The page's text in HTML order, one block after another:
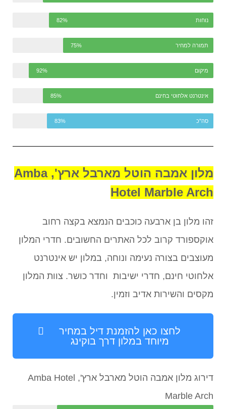
נוחות 82%
תמורה למחיר 75%
מיקום 92%
אינטרנט אלחוטי בחינם 85%
סה"כ 83%
מלון אמבה הוטל מארבל ארץ', Amba
Hotel Marble Arch
זהו מלון בן ארבעה כוכבים הנמצא בקצה רחוב
אוקספורד קרוב לכל האתרים החשובים. חדרי המלון
מעוצבים בצורה נעימה ונוחה, במלון יש אינטרנט
אלחוטי חינם, חדרי ישיבות וחדר כושר. צוות המלון
מקסים והשירות אדיב וזמין.
לחצו כאן להזמנת דיל במחיר
מיוחד במלון דרך בוקינג
דירוג מלון אמבה הוטל מארבל ארץ', Amba Hotel
Marble Arch